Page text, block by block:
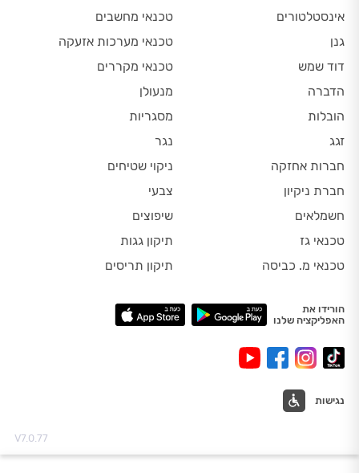
אינסטלטורים
גנן
דוד שמש
הדברה
הובלות
זגג
חברות אחזקה
חברת ניקיון
חשמלאים
טכנאי גז
טכנאי מ. כביסה
טכנאי מחשבים
טכנאי מערכות אזעקה
טכנאי מקררים
מנעולן
מסגריות
נגר
ניקוי שטיחים
צבעי
שיפוצים
תיקון גגות
תיקון תריסים
הורידו את
האפליקציה שלנו
נגישות
V7.0.77